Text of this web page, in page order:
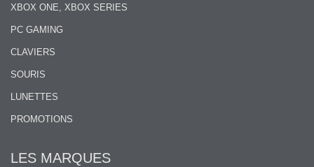
XBOX ONE, XBOX SERIES
PC GAMING
CLAVIERS
SOURIS
LUNETTES
PROMOTIONS
LES MARQUES